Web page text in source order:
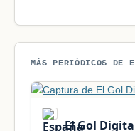
MÁS PERIÓDICOS DE
El Gol